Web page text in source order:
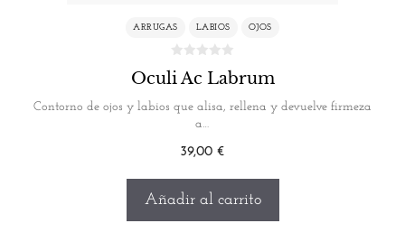
ARRUGAS LABIOS OJOS
Oculi Ac Labrum
Contorno de ojos y labios que alisa, rellena y devuelve firmeza
a…
39,00 €
Añadir al carrito